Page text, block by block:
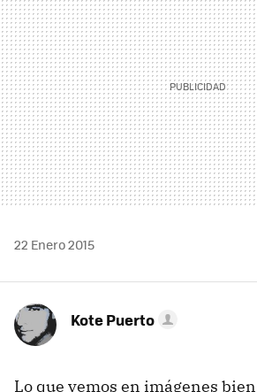
22 Enero 2015
Kote Puerto
Lo que vemos en imágenes